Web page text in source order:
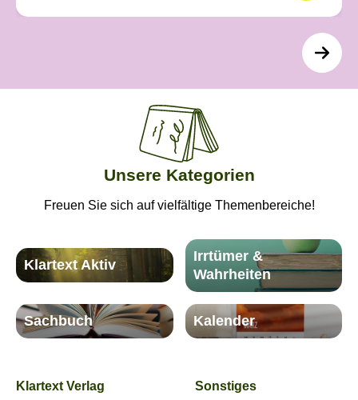
Unsere Kategorien
Freuen Sie sich auf vielfältige Themenbereiche!
Klartext Aktiv
Irrtümer &
Wahrheiten
Sachbuch Kalender
Klartext Verlag Sonstiges